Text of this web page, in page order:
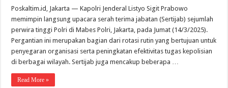
Poskaltim.id, Jakarta — Kapolri Jenderal Listyo Sigit Prabowo
memimpin langsung upacara serah terima jabatan (Sertijab) sejumlah
perwira tinggi Polri di Mabes Polri, Jakarta, pada Jumat (14/3/2025).
Pergantian ini merupakan bagian dari rotasi rutin yang bertujuan untuk
penyegaran organisasi serta peningkatan efektivitas tugas kepolisian
di berbagai wilayah. Sertijab juga mencakup beberapa …
Read More »